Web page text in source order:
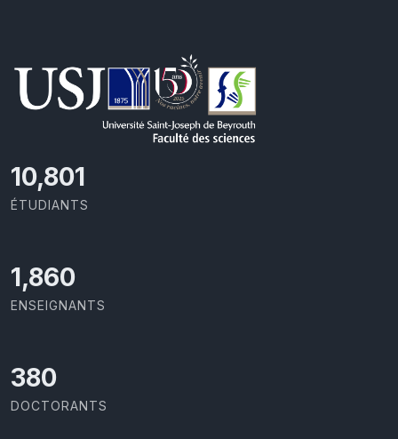
11,418
ÉTUDIANTS
2,029
ENSEIGNANTS
414
DOCTORANTS